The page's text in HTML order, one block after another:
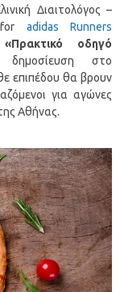
Διαιτολόγος –
for adidas Runners
«Πρακτικό οδηγό
δημοσίευση στο
επιπέδου θα βρουν
για αγώνες
Αθήνας.